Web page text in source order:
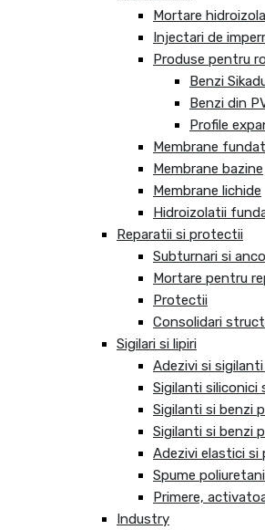
Mortare
Injectari de
Produse pentru
Benzi
Benzi din
Profile
Membrane
Membrane bazine
Membrane lichide
Hidroizolatii
Reparatii si protectii
Subturnari si
Mortare pentru
Protectii
Consolidari
Sigilari si lipiri
Adezivi si
Sigilanti siliconici
Sigilanti si benzi
Sigilanti si benzi
Adezivi elastici
Spume
Primere,
Industry